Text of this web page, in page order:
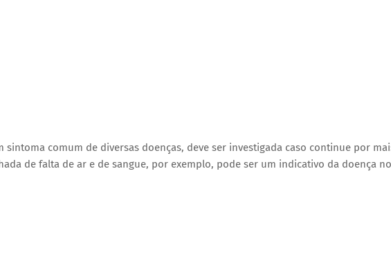
sintoma comum de diversas doenças, deve ser investigada caso continue por
de falta de ar e de sangue, por exemplo, pode ser um indicativo da doença no